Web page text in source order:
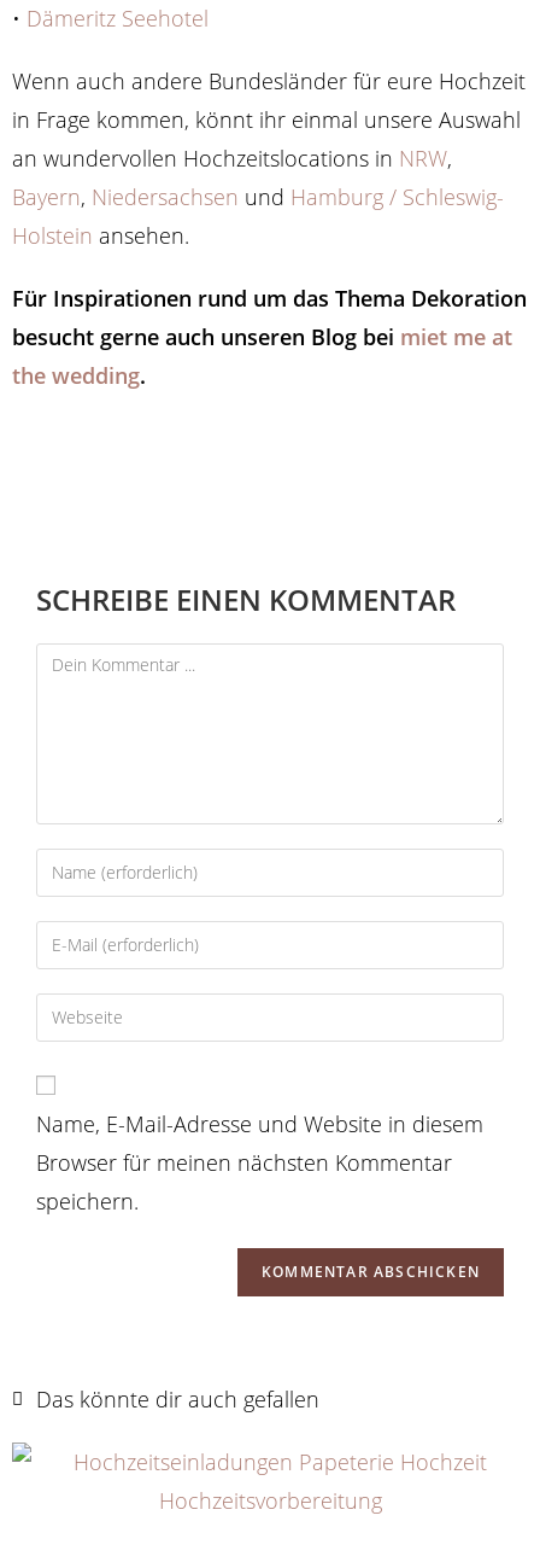
• Dämeritz Seehotel
Wenn auch andere Bundesländer für eure Hochzeit
in Frage kommen, könnt ihr einmal unsere Auswahl
an wundervollen Hochzeitslocations in NRW,
Bayern, Niedersachsen und Hamburg / Schleswig-
Holstein ansehen.
Für Inspirationen rund um das Thema Dekoration
besucht gerne auch unseren Blog bei miet me at
the wedding.
SCHREIBE EINEN KOMMENTAR
Name, E-Mail-Adresse und Website in diesem
Browser für meinen nächsten Kommentar
speichern.
Das könnte dir auch gefallen